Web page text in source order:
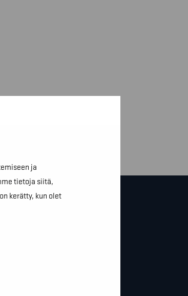
ja
tietoja siitä,
kerätty, kun olet